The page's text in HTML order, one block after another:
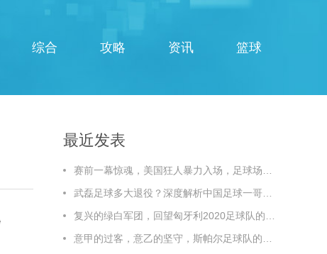
综合 攻略 资讯 篮球
最近发表
赛前一幕惊魂，美国狂人暴力入场，足球场秒变闹市，赛前惊魂！美国狂人暴力入场，足球场秒变闹市
武磊足球多大退役？深度解析中国足球一哥的职业生涯终点线，武磊多大退役？深度解析中国足球一哥的职业生涯终点线
复兴的绿白军团，回望匈牙利2020足球队的辉煌与传承
意甲的过客，意乙的坚守，斯帕尔足球队的悲情与荣光，斯帕尔，意甲过客，意乙坚守，悲情与荣光